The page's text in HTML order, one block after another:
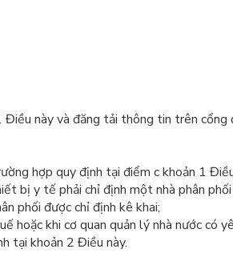
này và đăng tải thông tin trên
hợp quy định tại điểm c khoản 1
bị y tế phải chỉ định một nhà phân
phối được chỉ định kê khai;
hoặc khi cơ quan quản lý nhà nước có
tại khoản 2 Điều này.